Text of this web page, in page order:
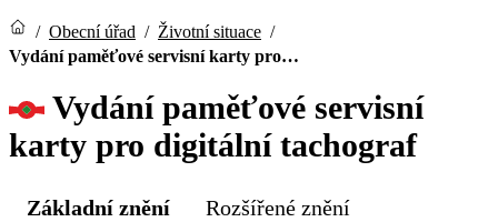
/ Obecní úřad / Životní situace /
Vydání paměťové servisní karty pro…
Vydání paměťové servisní
karty pro digitální tachograf
Základní znění Rozšířené znění